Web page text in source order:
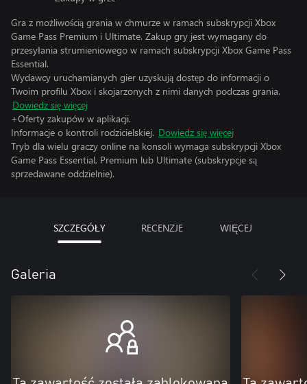
Gra z możliwością grania w chmurze w ramach subskrypcji Xbox
Game Pass Premium i Ultimate. Zakup gry jest wymagany do
przesyłania strumieniowego w ramach subskrypcji Xbox Game Pass
Essential.
Wydawcy uruchamianych gier uzyskują dostęp do informacji o
Twoim profilu Xbox i skojarzonych z nimi danych podczas grania.
Dowiedz się więcej
+Oferty zakupów w aplikacji.
Informacje o kontroli rodzicielskiej. Dowiedz się więcej
Tryb dla wielu graczy online na konsoli wymaga subskrypcji Xbox
Game Pass Essential, Premium lub Ultimate (subskrypcje są
sprzedawane oddzielnie).
SZCZEGÓŁY RECENZJE WIĘCEJ
Galeria